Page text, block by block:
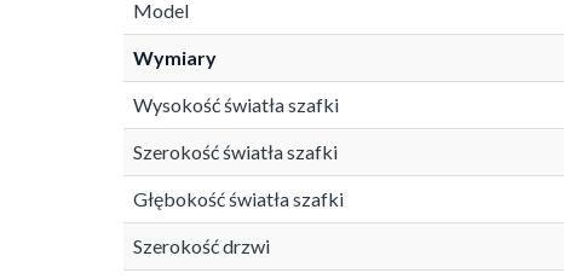
Model
Wymiary
Wysokość światła szafki
Szerokość światła szafki
Głębokość światła szafki
Szerokość drzwi